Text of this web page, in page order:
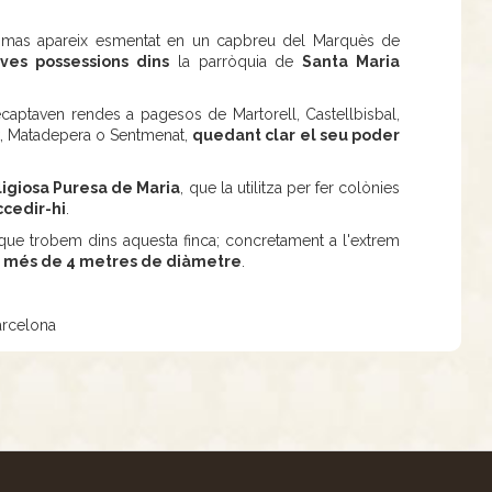
mas apareix esmentat en un capbreu del Marquès de
possessions dinsla parròquia deSanta Maria
rendes a pagesos de Martorell, Castellbisbal,
o Sentmenat, quedant clar el seu poder
Puresa de Maria , que la utilitza per fer colònies
hi
trobem dins aquesta finca; concretament a l'extrem
més de 4 metres de diàmetre